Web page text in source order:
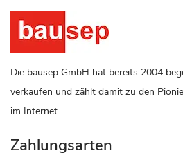
Die bausep GmbH hat bereits 2004
verkaufen und zählt damit zu den
im Internet.
Zahlungsarten